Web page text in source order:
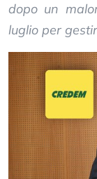
dopo un
luglio per